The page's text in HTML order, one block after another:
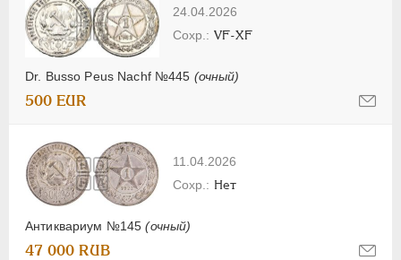
24.04.2026
Dr. Busso Peus Nachf №445 (очный)
VF-XF
500 EUR
11.04.2026
Антиквариум №145(очный)
Нет
47 000 RUB